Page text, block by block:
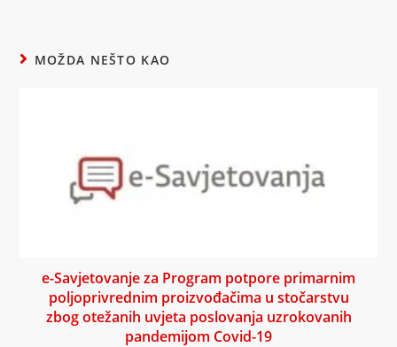
MOŽDA NEŠTO KAO
e-Savjetovanje za Program potpore primarnim
poljoprivrednim proizvođačima u stočarstvu
zbog otežanih uvjeta poslovanja uzrokovanih
pandemijom Covid-19